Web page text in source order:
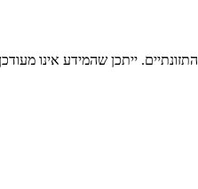
ייתכן שהמידע אינו